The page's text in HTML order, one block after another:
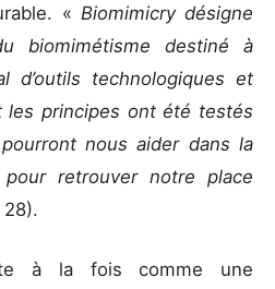
« Biomimicry désigne
biomimétisme destiné à
d’outils technologiques et
les principes ont été testés
nous aider dans la
pour retrouver notre place
28).
à la fois comme une